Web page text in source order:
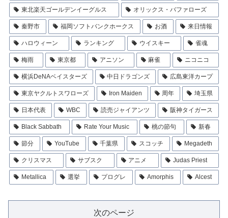
東北楽天ゴールデンイーグルス オリックス・バファローズ
秦野市 福岡ソフトバンクホークス お酒 来日情報
ハロウィーン ランキング ウイスキー 雀魂
梅雨 東京都 アニソン 麻雀 ニコニコ
横浜DeNAベイスターズ 中日ドラゴンズ 広島東洋カープ
東京ヤクルトスワローズ Iron Maiden 周年 埼玉県
日本代表 WBC 読売ジャイアンツ 阪神タイガース
Black Sabbath Rate Your Music 桃の節句 新春
節分 YouTube 千葉県 スコッチ Megadeth
クリスマス サブスク アニメ Judas Priest
Metallica 選挙 プログレ Amorphis Alcest
次のページ